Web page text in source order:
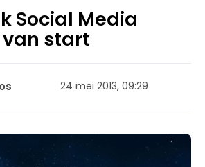
Social Media
start
24 mei 2013, 09:29